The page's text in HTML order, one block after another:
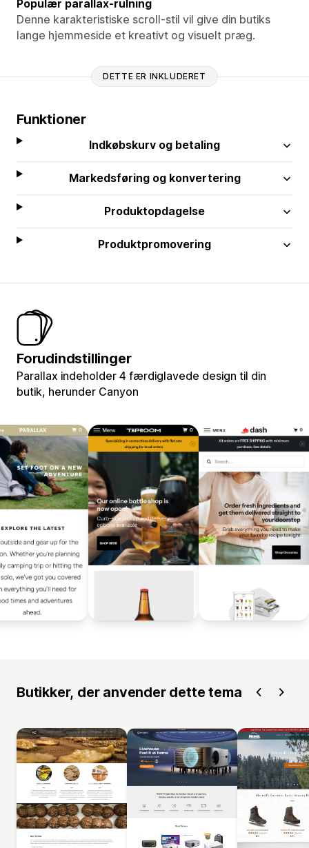
Populær parallax-rulning
Denne karakteristiske scroll-stil vil give din butiks
lange hjemmeside et kreativt og visuelt præg.
DETTE ER INKLUDERET
Funktioner
Indkøbskurv og betaling
Markedsføring og konvertering
Produktopdagelse
Produktpromovering
Forudindstillinger
Parallax indeholder 4 færdiglavede design til din
butik, herunder Canyon
Butikker, der anvender dette tema